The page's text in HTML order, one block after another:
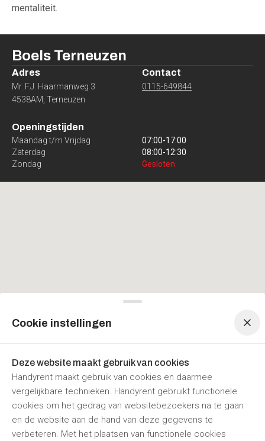
mentaliteit.
Boels Terneuzen
Adres
Mr. F.J. Haarmanweg 3
4538AM Terneuzen
Contact
0115-649844
Openingstijden
Maandag t/m Vrijdag 07:00-17:00
Zaterdag
08:00-12:30
Zondag
Gesloten
Cookie instellingen
Deze website maakt gebruik van cookies
Handyrent maakt gebruik van cookies en daarmee
vergelijkbare technieken. Handyrent gebruikt functionele
cookies om het gedrag van websitebezoekers na te gaan
en de website aan de hand van deze gegevens te
verbeteren. Met het plaatsen van functionele cookies